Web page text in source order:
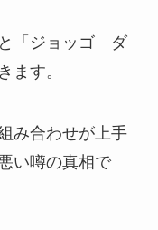
「ジョッゴ ダ
ます。
み合わせが上手
い噂の真相で